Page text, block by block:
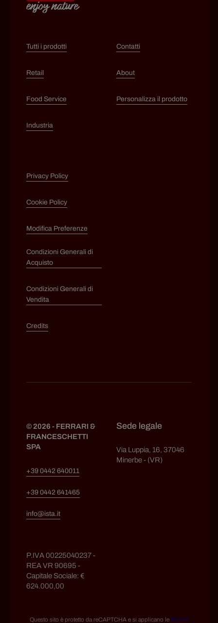
Tutti i prodotti
Retail
Food Service
Industria
Contatti
About
Personalizza il prodotto
Privacy Policy
Cookie Policy
Modifica Preferenze
Condizioni Generali di
Acquisto
Condizioni Generali di
Vendita
Credits
© 2026 - FERRARI &
FRANCESCHETTI
SPA
+39 0442 640011
+39 0442 641465
info@ista.it
Sede legale
Via Luppia, 16, 37046
Minerbe - (VR)
P.IVA 00225040237 -
REA VR 90695 -
Capitale Sociale: €
624.000,00
Questo sito è protetto da reCAPTCHA e si applicano le Norme